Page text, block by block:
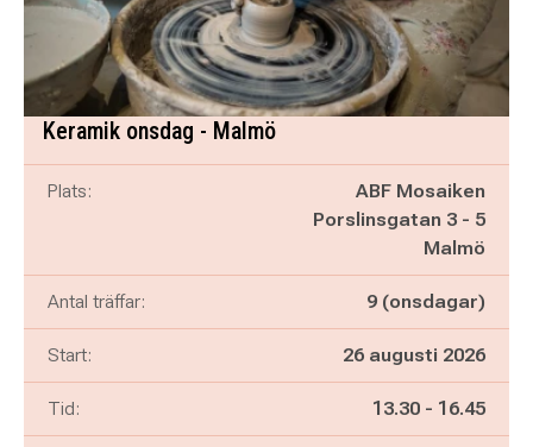
Keramik onsdag - Malmö
Plats:
ABF Mosaiken
Porslinsgatan 3 - 5
Malmö
Antal träffar: 9 (onsdagar)
Start: 26 augusti 2026
Tid: Pågår mellan
13.30 - och
16.45